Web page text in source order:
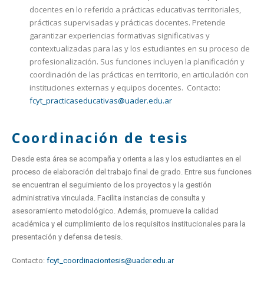
docentes en lo referido a prácticas educativas territoriales,
prácticas supervisadas y prácticas docentes. Pretende
garantizar experiencias formativas significativas y
contextualizadas para las y los estudiantes en su proceso de
profesionalización. Sus funciones incluyen la planificación y
coordinación de las prácticas en territorio, en articulación con
instituciones externas y equipos docentes. Contacto:
fcyt_practicaseducativas@uader.edu.ar
Coordinación de tesis
Desde esta área se acompaña y orienta a las y los estudiantes en el
proceso de elaboración del trabajo final de grado. Entre sus funciones
se encuentran el seguimiento de los proyectos y la gestión
administrativa vinculada. Facilita instancias de consulta y
asesoramiento metodológico. Además, promueve la calidad
académica y el cumplimiento de los requisitos institucionales para la
presentación y defensa de tesis.
Contacto: fcyt_coordinaciontesis@uader.edu.ar